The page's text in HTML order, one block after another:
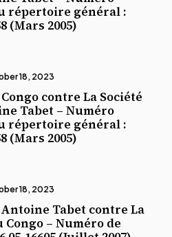
répertoire général :
(Mars 2005)
18, 2023
contre La Société
Tabet – Numéro
répertoire général :
(Mars 2005)
18, 2023
Tabet contre La
– Numéro de